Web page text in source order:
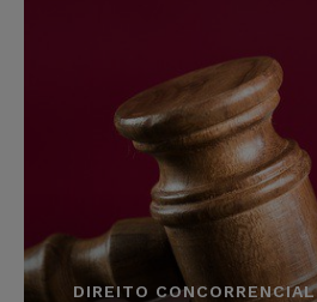
DIREITO CONCORRENCIAL